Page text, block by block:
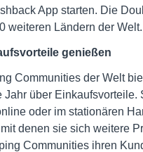
App starten. Die
weiteren Ländern der Welt.
genießen
Communities der Welt
über
oder im stationären
denen sie sich weitere
Communities ihren